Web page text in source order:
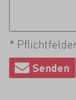
*